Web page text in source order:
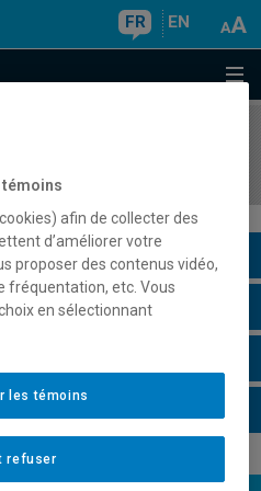
FR EN
témoins
afin de collecter des
d’améliorer votre
proposer des contenus vidéo,
fréquentation, etc. Vous
en sélectionnant
refuser
les témoins